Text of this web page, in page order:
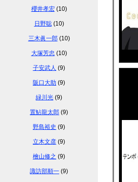
櫻井孝宏(10)
日野聡(10)
三木眞一郎(10)
大塚芳忠 (10)
子安武人 (9)
阪口大助 (9)
緑川光 (9)
置鮎龍太郎 (9)
野島裕史 (9)
立木文彦 (9)
檜山修之 (9)
諏訪部順一 (9)